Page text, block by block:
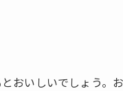
おいしいでしょう。